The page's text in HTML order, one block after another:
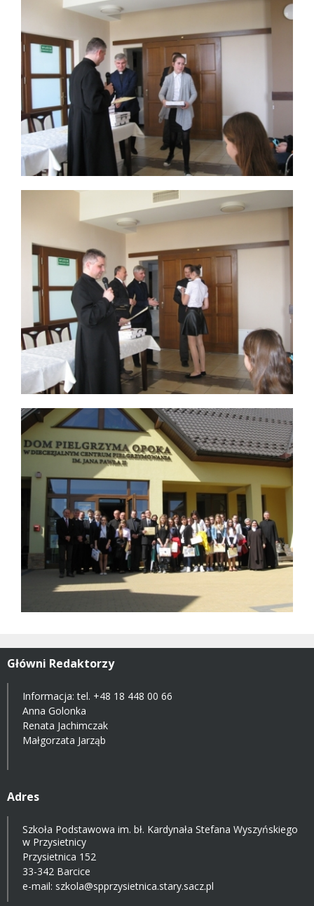
Główni Redaktorzy
Informacja: tel. +48 18 448 00 66
Anna Golonka
Renata Jachimczak
Małgorzata Jarząb
Adres
Szkoła Podstawowa im. bł. Kardynała Stefana Wyszyńskiego
w Przysietnicy
Przysietnica 152
33-342 Barcice
e-mail: szkola@spprzysietnica.stary.sacz.pl